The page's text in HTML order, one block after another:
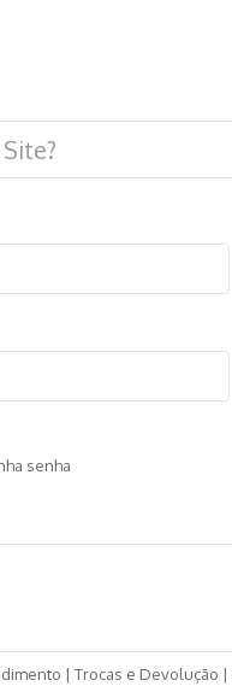
senha
| Trocas e Devolução |